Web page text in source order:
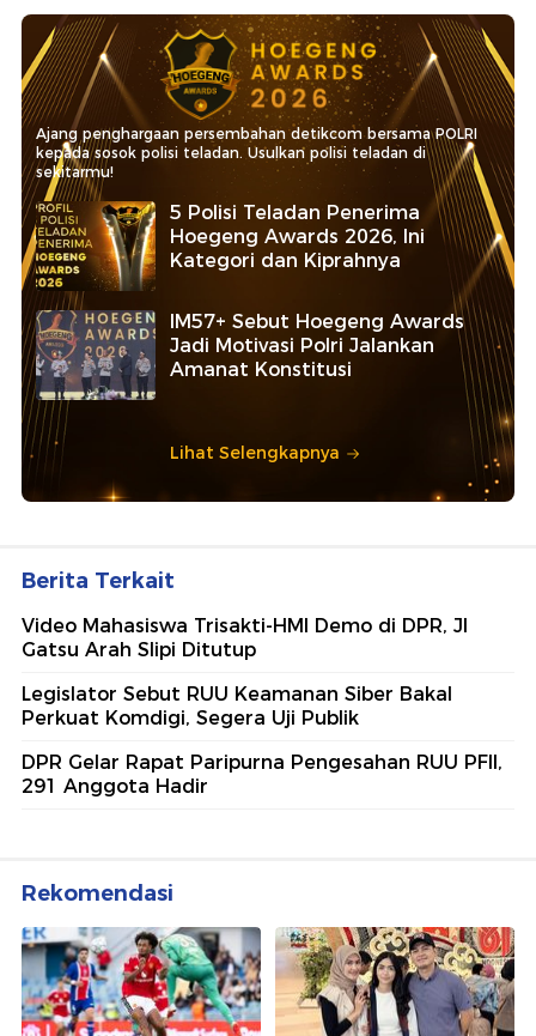
Ajang penghargaan persembahan detikcom bersama POLRI
kepada sosok polisi teladan. Usulkan polisi teladan di
sekitarmu!
5 Polisi Teladan Penerima
Hoegeng Awards 2026, Ini
Kategori dan Kiprahnya
IM57+ Sebut Hoegeng Awards
Jadi Motivasi Polri Jalankan
Amanat Konstitusi
Lihat Selengkapnya
Berita Terkait
Video Mahasiswa Trisakti-HMI Demo di DPR, Jl
Gatsu Arah Slipi Ditutup
Legislator Sebut RUU Keamanan Siber Bakal
Perkuat Komdigi, Segera Uji Publik
DPR Gelar Rapat Paripurna Pengesahan RUU PFII,
291 Anggota Hadir
Rekomendasi